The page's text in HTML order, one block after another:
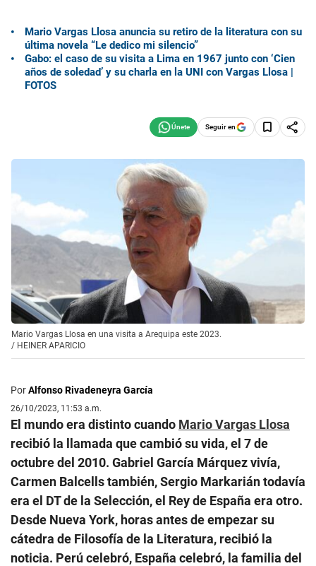
Mario Vargas Llosa anuncia su retiro de la literatura con su
última novela “Le dedico mi silencio”
Gabo: el caso de su visita a Lima en 1967 junto con ‘Cien
años de soledad’ y su charla en la UNI con Vargas Llosa |
FOTOS
Seguir en
Mario Vargas Llosa en una visita a Arequipa este 2023.
/ HEINER APARICIO
PorAlfonso Rivadeneyra García
26/10/2023, 11:53 a.m.
El mundo era distinto cuando Mario Vargas Llosa
recibió la llamada que cambió su vida, el 7 de
octubre del 2010. Gabriel García Márquez vivía,
Carmen Balcells también, Sergio Markarián todavía
era el DT de la Selección, el Rey de España era otro.
Desde Nueva York, horas antes de empezar su
cátedra de Filosofía de la Literatura, recibió la
noticia. Perú celebró, España celebró, la familia del